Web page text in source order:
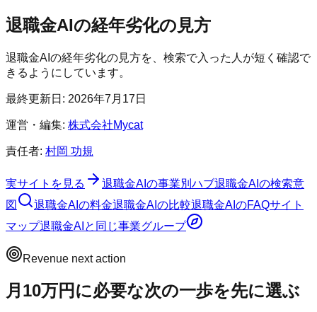
退職金AIの経年劣化の見方
退職金AIの経年劣化の見方を、検索で入った人が短く確認で
きるようにしています。
最終更新日: 2026年7月17日
運営・編集: 株式会社Mycat
責任者: 村岡 功規
実サイトを見る 退職金AI の事業別ハブ退職金AI の検索意
図
退職金AI の料金退職金AI の比較退職金AI のFAQサイト
マップ退職金AI と同じ事業グループ
Revenue next action
月10万円に必要な次の一歩を先に選ぶ